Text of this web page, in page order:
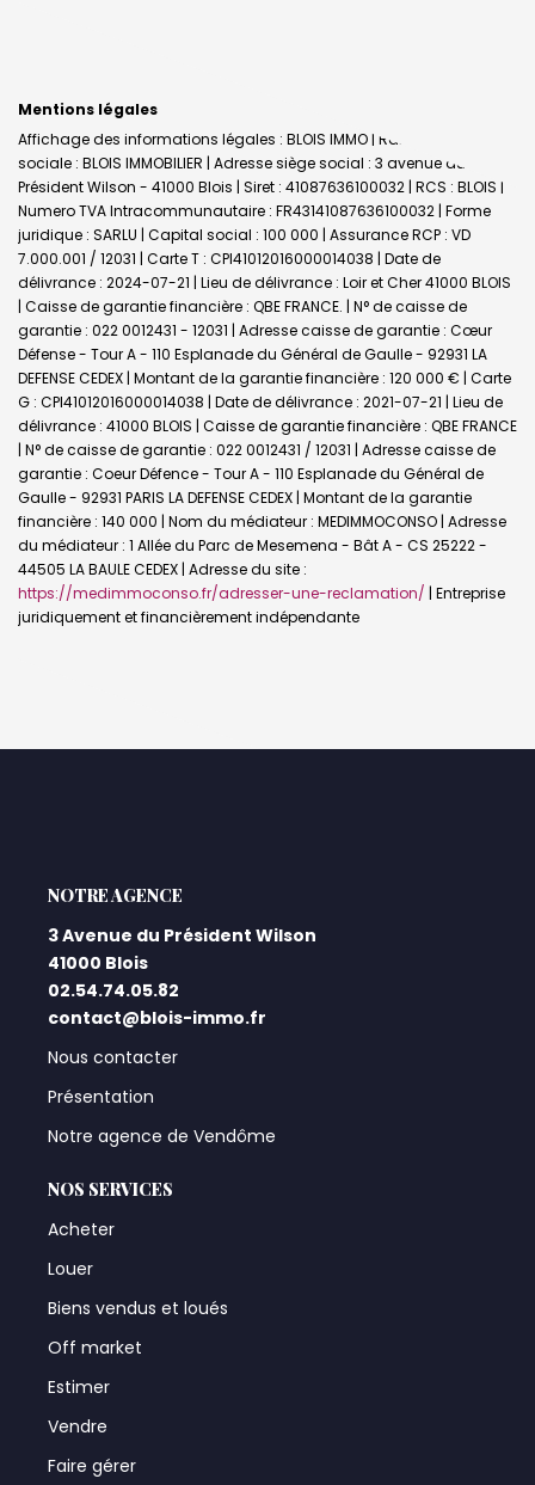
Mentions légales
Affichage des informations légales : BLOIS IMMO | Raison
sociale : BLOIS IMMOBILIER | Adresse siège social : 3 avenue du
Président Wilson - 41000 Blois | Siret : 41087636100032 | RCS : BLOIS |
Numero TVA Intracommunautaire : FR43141087636100032 | Forme
juridique : SARLU | Capital social : 100 000 | Assurance RCP : VD
7.000.001 / 12031 | Carte T : CPI41012016000014038 | Date de
délivrance : 2024-07-21 | Lieu de délivrance : Loir et Cher 41000 BLOIS
| Caisse de garantie financière : QBE FRANCE. | N° de caisse de
garantie : 022 0012431 - 12031 | Adresse caisse de garantie : Cœur
Défense - Tour A - 110 Esplanade du Général de Gaulle - 92931 LA
DEFENSE CEDEX | Montant de la garantie financière : 120 000 € | Carte
G : CPI41012016000014038 | Date de délivrance : 2021-07-21 | Lieu de
délivrance : 41000 BLOIS | Caisse de garantie financière : QBE FRANCE
| N° de caisse de garantie : 022 0012431 / 12031 | Adresse caisse de
garantie : Coeur Défence - Tour A - 110 Esplanade du Général de
Gaulle - 92931 PARIS LA DEFENSE CEDEX | Montant de la garantie
financière : 140 000 | Nom du médiateur : MEDIMMOCONSO | Adresse
du médiateur : 1 Allée du Parc de Mesemena - Bât A - CS 25222 -
44505 LA BAULE CEDEX | Adresse du site :
https://medimmoconso.fr/adresser-une-reclamation/ | Entreprise
juridiquement et financièrement indépendante
L'AGENCE
3 Avenue du Président Wilson
41000 Blois
02.54.74.05.82
contact@blois-immo.fr
Nous contacter
Présentation
Notre agence de Vendôme
NOS SERVICES
Acheter
Louer
Biens vendus et loués
Off market
Estimer
Vendre
Faire gérer